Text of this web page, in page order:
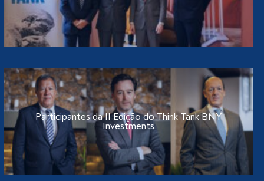
Participantes da II Edição do Think Tank BNY
Investments